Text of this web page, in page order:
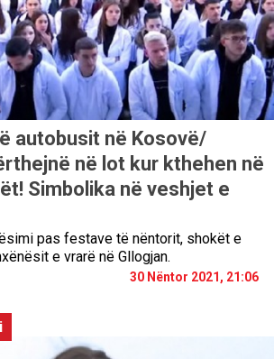
autobusit në Kosovë/
në lot kur kthehen në
Simbolika në veshjet e
pas festave të nëntorit, shokët e
e vrarë në Gllogjan.
30 Nëntor 2021, 21:06